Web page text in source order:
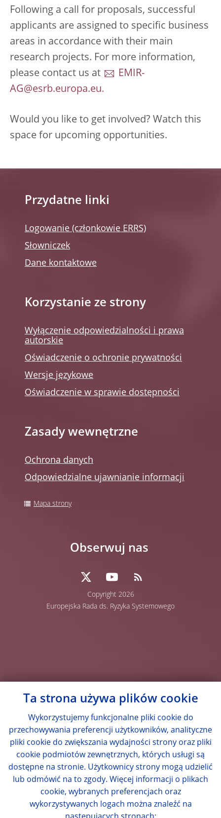
Following a call for proposals, successful
applicants are assigned to specific business
areas in accordance with their main
research projects. For more information,
please contact us at
EMIR-
AG@esrb.europa.eu.
Would you like to get involved? Watch this
space for upcoming opportunities.
Przydatne linki
Logowanie (członkowie ERRS)
Słowniczek
Dane kontaktowe
Korzystanie ze strony
Wyłączenie odpowiedzialności i prawa
autorskie
Oświadczenie o ochronie prywatności
Wersje językowe
Oświadczenie w sprawie dostępności
Zasady wewnętrzne
Ochrona danych
Odpowiedzialne ujawnianie informacji
Mapa strony
Copyright 2026
Europejska Rada ds. Ryzyka Systemowego
Obserwuj nas
Ta strona używa plików cookie
Wykorzystujemy funkcjonalne pliki cookie do
przechowywania preferencji użytkowników, analityczne
pliki cookie do zwiększania wydajności strony oraz pliki
cookie podmiotów zewnętrznych, których usługi są
dostępne na stronie. Użytkownicy strony mogą udzielić
lub odmówić na to zgody. Więcej informacji o plikach
cookie, wybranych preferencjach oraz
wykorzystywanych logach można znaleźć na